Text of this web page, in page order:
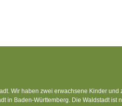
Wir haben zwei erwachsene Kinder
in Baden-Württemberg. Die Waldstadt ist